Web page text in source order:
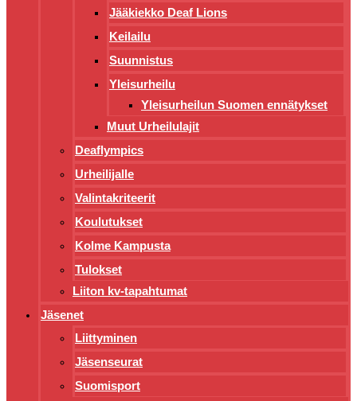
Jääkiekko Deaf Lions
Keilailu
Suunnistus
Yleisurheilu
Yleisurheilun Suomen ennätykset
Muut Urheilulajit
Deaflympics
Urheilijalle
Valintakriteerit
Koulutukset
Kolme Kampusta
Tulokset
Liiton kv-tapahtumat
Jäsenet
Liittyminen
Jäsenseurat
Suomisport